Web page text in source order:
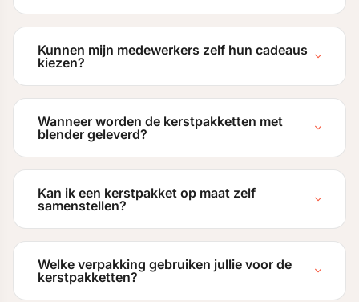
Kunnen mijn medewerkers zelf hun cadeaus
kiezen?
Wanneer worden de kerstpakketten met
blender geleverd?
Kan ik een kerstpakket op maat zelf
samenstellen?
Welke verpakking gebruiken jullie voor de
kerstpakketten?